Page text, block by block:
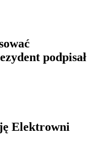
podpisał
Elektrowni